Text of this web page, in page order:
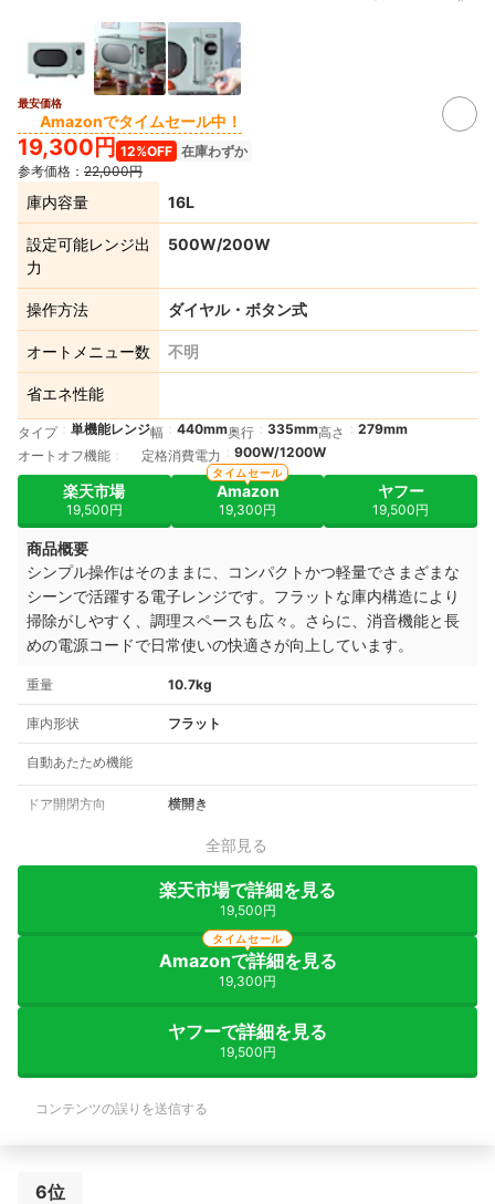
最安価格
Amazonでタイムセール中！
19,300円 12%OFF 在庫わずか
参考価格： 22,000円
庫内容量 16L
設定可能レンジ出
力
500W/200W
操作方法 ダイヤル・ボタン式
オートメニュー数 不明
省エネ性能
タイプ 単機能レンジ幅 440mm奥行 335mm高さ
279mm
オートオフ機能
定格消費電力 900W/1200W
楽天市場
19,500円
Amazon
19,300円
タイムセール
ヤフー
19,500円
商品概要
シンプル操作はそのままに、コンパクトかつ軽量でさまざまな
シーンで活躍する電子レンジです。フラットな庫内構造により
掃除がしやすく、調理スペースも広々。さらに、消音機能と長
めの電源コードで日常使いの快適さが向上しています。
重量 10.7kg
庫内形状 フラット
自動あたため機能
ドア開閉方向 横開き
全部見る
楽天市場で詳細を見る
19,500円
Amazonで詳細を見る
19,300円
タイムセール
ヤフーで詳細を見る
19,500円
コンテンツの誤りを送信する
6位